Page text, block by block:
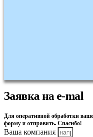
Заявка на e-mal
Для оперативной обработки
форму и отправить. Спасибо!
Ваша компания